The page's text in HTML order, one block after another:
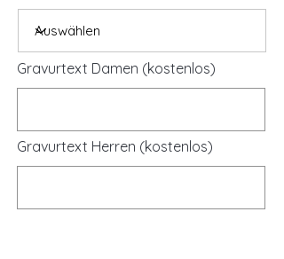
Gravurtext Damen (kostenlos)
Gravurtext Herren (kostenlos)